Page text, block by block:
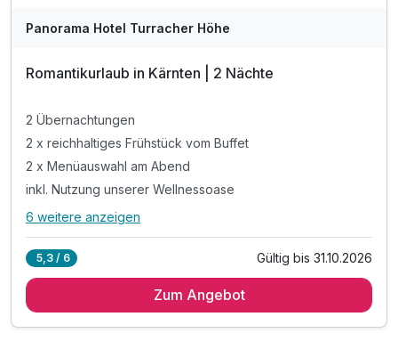
Panorama Hotel Turracher Höhe
Romantikurlaub in Kärnten | 2 Nächte
2 Übernachtungen
2 x reichhaltiges Frühstück vom Buffet
2 x Menüauswahl am Abend
inkl. Nutzung unserer Wellnessoase
Alle Inklusivleistungen
2 x reichhaltiges Frühstück vom Buffet
6 weitere anzeigen
5,3 / 6 Gültig bis 31.10.2026
Zum Angebot